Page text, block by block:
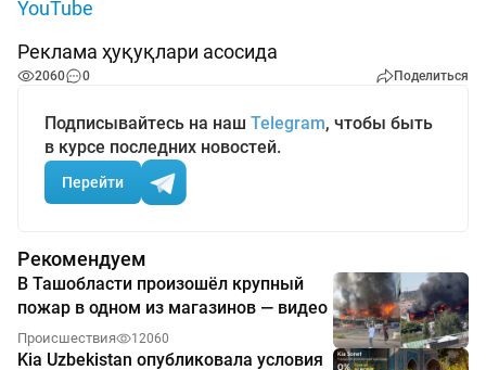
YouTube
Реклама ҳуқуқлари асосида
2060 0 Поделиться
Подписывайтесь на наш Telegram, чтобы быть
в курсе последних новостей.
Перейти
Рекомендуем
В Ташобласти произошёл крупный
пожар в одном из магазинов — видео
Происшествия 12060
Kia Uzbekistan опубликовала условия